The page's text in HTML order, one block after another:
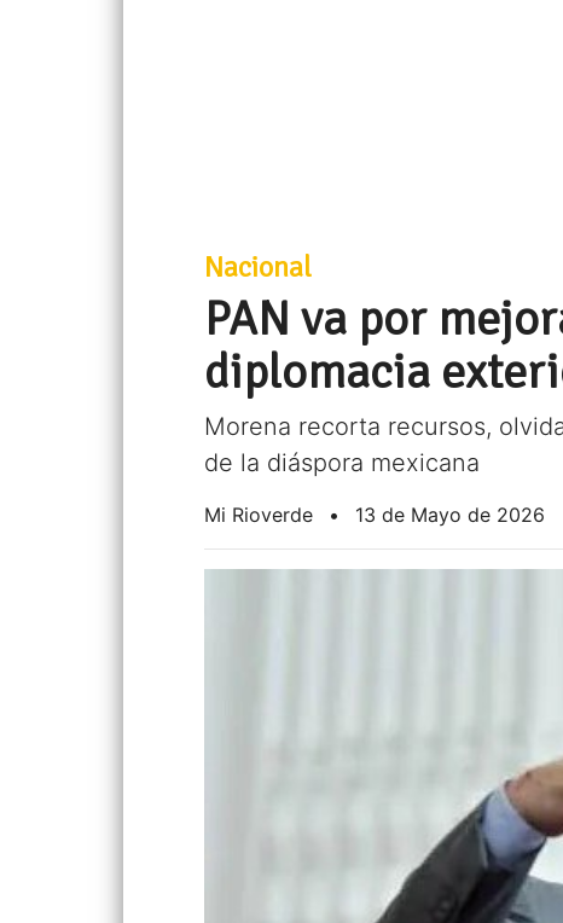
Nacional
PAN va por
diplomacia
Morena recorta recursos,
de la diáspora mexicana
Mi Rioverde • 13 de Mayo de 2026